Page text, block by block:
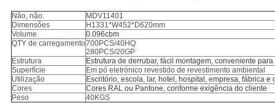
Não, não.
MDV11401
Dimensões
H1331*W452*D620mm
Volume
0.096cbm
QTY de carregamento700PCS/40HQ
280PCS/20GP
Estrutura
Estrutura de derrubar, fácil montagem, conveniente
Superfície
Em pó eletrónico revestido de revestimento ambiental
Utilização
Escritório, escola, lar, hotel, hospital, empresa, fábrica e
Cores
Cores RAL ou Pantone, conforme exigência do cliente
Peso
40KGS